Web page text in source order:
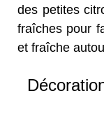
des petites
fraîches pour
et fraîche